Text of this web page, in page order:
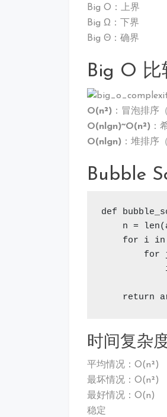
Big O：上界
Big Ω：下界
Big Θ：确界
Big O 比
O(n²) ：冒泡排序
O(nlgn)~O(n²) ：
O(nlgn) ：堆排序
Bubble
def
n =
for i in
for
return
时间复杂
平均情况：O(n²)
最坏情况：O(n²)
最好情况：O(n)
稳定